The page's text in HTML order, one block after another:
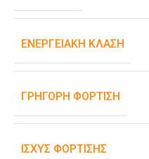
ΕΝΕΡΓΕΙΑΚΉ ΚΛΆΣΗ
ΓΡΉΓΟΡΗ ΦΌΡΤΙΣΗ
ΙΣΧΎΣ ΦΌΡΤΙΣΗΣ